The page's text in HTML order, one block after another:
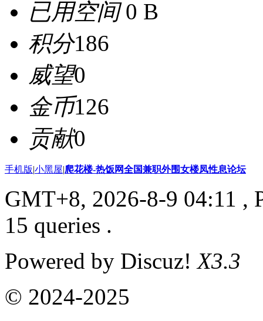
已用空间0 B
积分186
威望0
金币126
贡献0
手机版|小黑屋|爬花楼-热饭网全国兼职外围女楼凤性息论坛
GMT+8, 2026-8-9 04:11 ,
15 queries .
Powered by Discuz!X3.3
© 2024-2025